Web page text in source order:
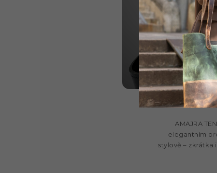
AMAJRA
elegantním
stylově – zkrátka